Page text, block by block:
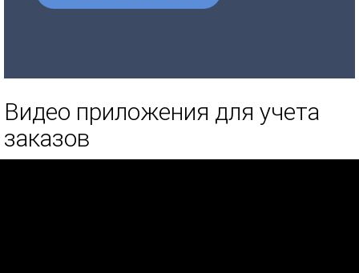
Видео приложения для учета
заказов